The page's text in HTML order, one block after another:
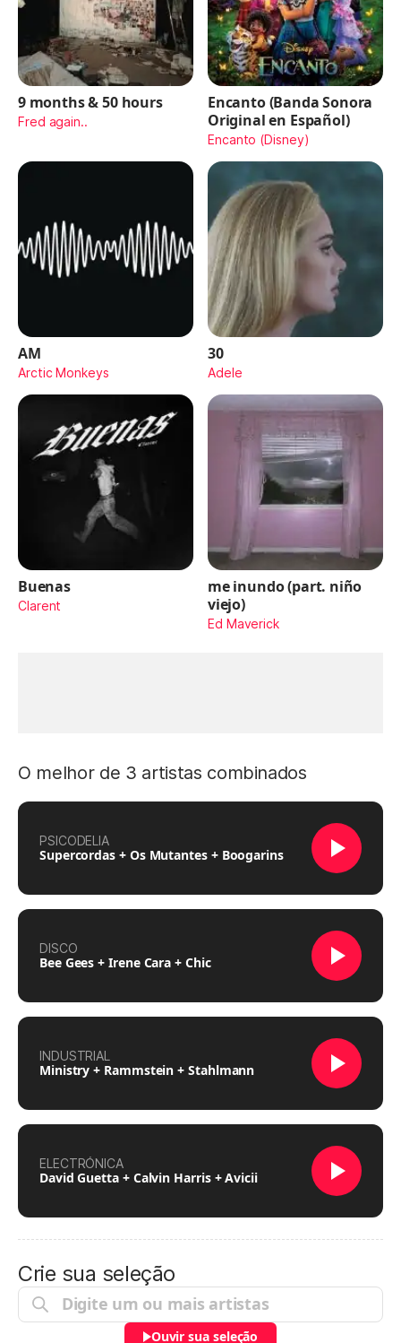
9 months & 50 hours
Fred again..
Encanto (Banda Sonora
Original en Español)
Encanto (Disney)
AM
Arctic Monkeys
30
Adele
Buenas
Clarent
me inundo (part. niño
viejo)
Ed Maverick
O melhor de 3 artistas combinados
PSICODELIA
Supercordas + Os Mutantes + Boogarins
DISCO
Bee Gees + Irene Cara + Chic
INDUSTRIAL
Ministry + Rammstein + Stahlmann
ELECTRÓNICA
David Guetta + Calvin Harris + Avicii
Crie sua seleção
Ouvir sua seleção